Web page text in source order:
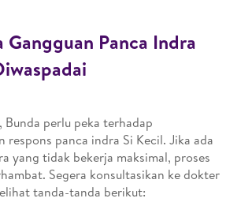
Gangguan Panca Indra
Bunda perlu peka terhadap
respons panca indra Si Kecil. Jika ada
yang tidak bekerja maksimal, proses
Segera konsultasikan ke dokter
tanda-tanda berikut: